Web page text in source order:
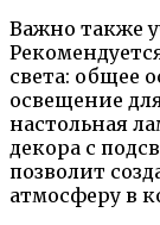
Важно также
света: общее
освещение
настольная
декора с
позволит
атмосферу в